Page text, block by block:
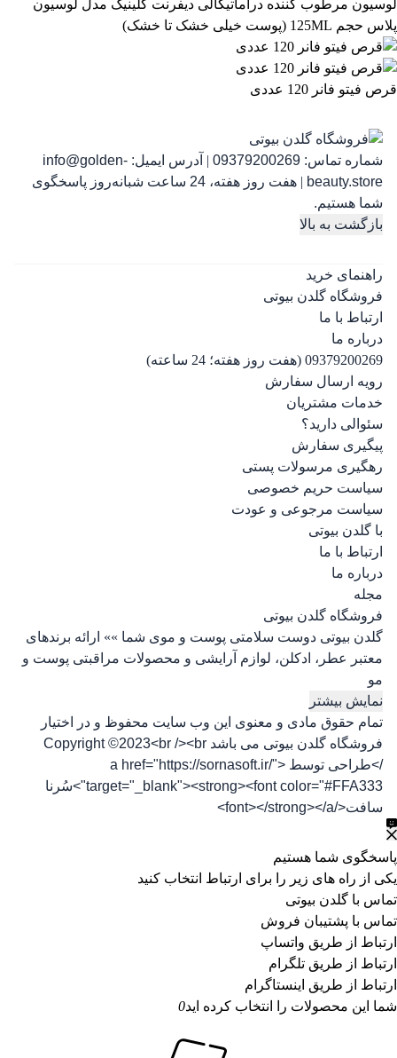
لوسیون مرطوب کننده دراماتیکالی دیفرنت کلینیک مدل لوسیون
پلاس حجم 125ML (پوست خیلی خشک تا خشک)
قرص فیتو فانر 120 عددی
شماره تماس: 09379200269
| آدرس ایمیل: info@golden-
beauty.store
|
هفت روز هفته، 24 ساعت شبانه‌روز پاسخگوی
شما هستیم.
بازگشت به بالا
راهنمای خرید
فروشگاه گلدن بیوتی
ارتباط با ما
درباره ما
09379200269 (هفت روز هفته؛ 24 ساعته)
رویه ارسال سفارش
خدمات مشتریان
سئوالی دارید؟
پیگیری سفارش
رهگیری مرسولات پستی
سیاست حریم خصوصی
سیاست مرجوعی و عودت
با گلدن بیوتی
ارتباط با ما
درباره ما
مجله
فروشگاه گلدن بیوتی
گلدن بیوتی دوست سلامتی پوست و موی شما »» ارائه برندهای
معتبر عطر، ادکلن، لوازم آرایشی و محصولات مراقبتی پوست و
مو
نمایش بیشتر
تمام حقوق مادی و معنوی این وب سایت محفوظ و در اختیار
فروشگاه گلدن بیوتی می باشد Copyright ©2023<br /><br
/>طراحی توسط <a href="https://sornasoft.ir/"
target="_blank"><strong><font color="#FFA333">سُرنا
سافت</font></strong></a>
پاسخگوی شما هستیم
یکی از راه های زیر را برای ارتباط انتخاب کنید
تماس با گلدن بیوتی
تماس با پشتیبان فروش
ارتباط از طریق واتساپ
ارتباط از طریق تلگرام
ارتباط از طریق اینستاگرام
شما این محصولات را انتخاب کرده اید0